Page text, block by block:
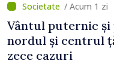
/ Acum 1 zi
Vântul puternic și
nordul și centrul
zece cazuri